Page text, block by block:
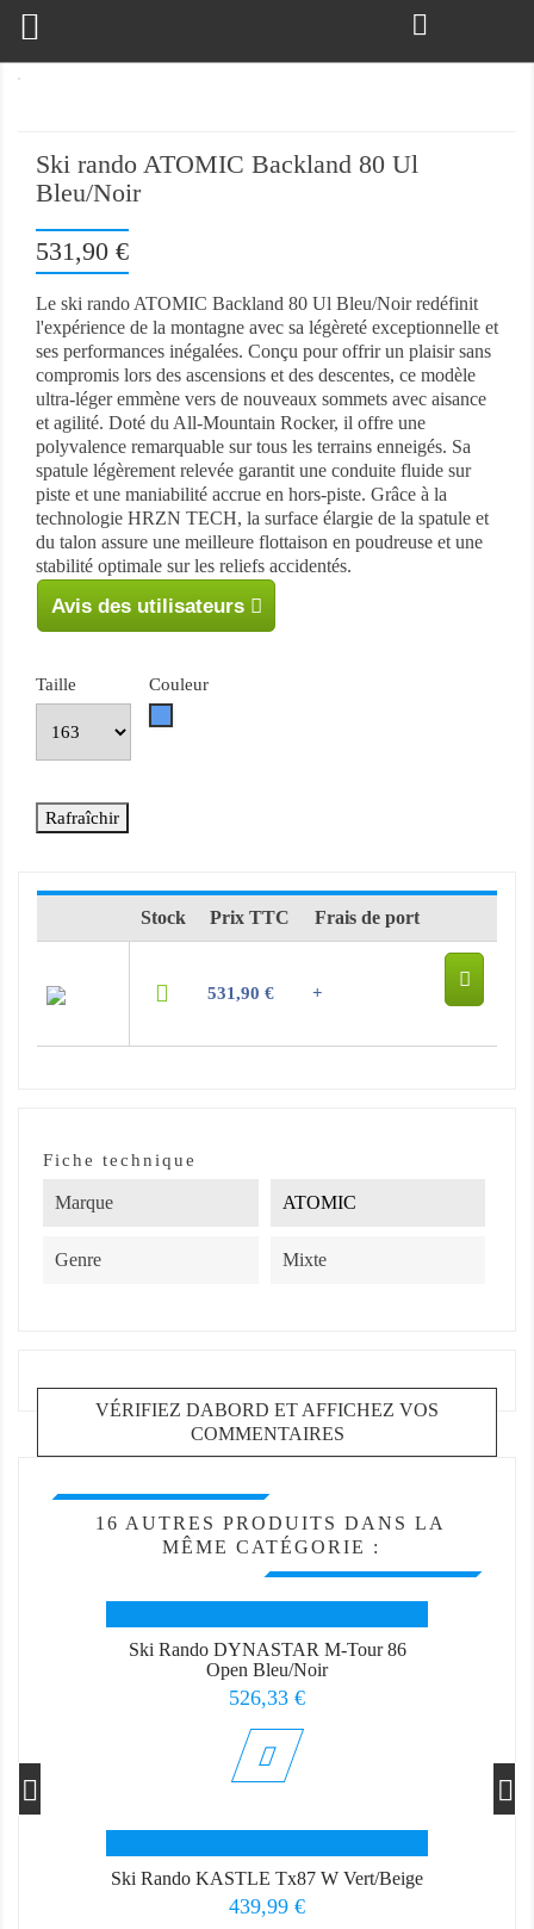

Ski rando ATOMIC Backland 80 Ul
Bleu/Noir
531,90 €
Le ski rando ATOMIC Backland 80 Ul Bleu/Noir redéfinit
l'expérience de la montagne avec sa légèreté exceptionnelle et
ses performances inégalées. Conçu pour offrir un plaisir sans
compromis lors des ascensions et des descentes, ce modèle
ultra-léger emmène vers de nouveaux sommets avec aisance
et agilité. Doté du All-Mountain Rocker, il offre une
polyvalence remarquable sur tous les terrains enneigés. Sa
spatule légèrement relevée garantit une conduite fluide sur
piste et une maniabilité accrue en hors-piste. Grâce à la
technologie HRZN TECH, la surface élargie de la spatule et
du talon assure une meilleure flottaison en poudreuse et une
stabilité optimale sur les reliefs accidentés.
Avis des utilisateurs
Taille
Couleur
Stock Prix TTC Frais de port
531,90 € +
Fiche technique
Marque ATOMIC
Genre Mixte
VÉRIFIEZ DABORD ET AFFICHEZ VOS
COMMENTAIRES
16 AUTRES PRODUITS DANS LA
MÊME CATÉGORIE :
Ski Rando DYNASTAR M-Tour 86
Open Bleu/Noir
Prix
526,33 €
Ski Rando KASTLE Tx87 W Vert/Beige
Prix
439,99 €